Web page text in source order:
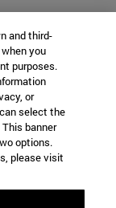
and third-
you
purposes.
or
select the
banner
options.
please visit